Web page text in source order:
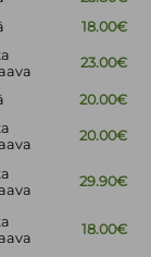
18.00€
23.00€
20.00€
20.00€
29.90€
18.00€